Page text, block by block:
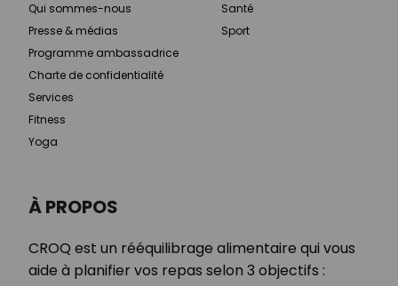
À PROPOS
CROQ est un rééquilibrage alimentaire qui vous
aide à planifier vos repas selon 3 objectifs :
Qui sommes-nous
Presse & médias
Programme ambassadrice
Charte de confidentialité
Services
Fitness
Yoga
Santé
Sport